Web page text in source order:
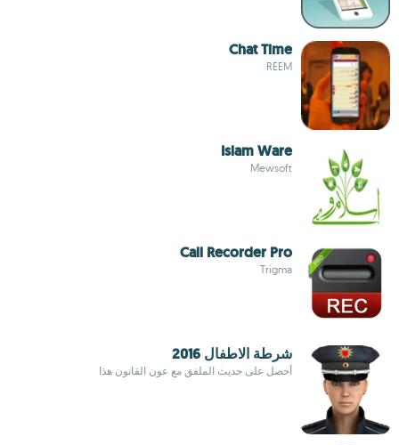
Chat Time
REEM
Islam Ware
Mewsoft
Call Recorder Pro
Trigma
شرطة الاطفال 2016
أحصل على حديث الملفق مع عون القانون هذا